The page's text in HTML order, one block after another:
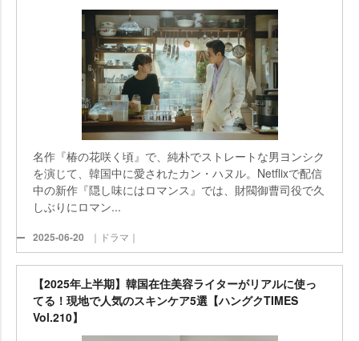
名作『椿の花咲く頃』で、純朴でストレートな男ヨンシク
を演じて、韓国中に愛されたカン・ハヌル。Netflixで配信
中の新作『隠し味にはロマンス』では、財閥御曹司役で久
しぶりにロマン...
2025-06-20 ｜ドラマ｜
【2025年上半期】韓国在住美容ライターがリアルに使っ
てる！現地で人気のスキンケア5選【ハングクTIMES
Vol.210】